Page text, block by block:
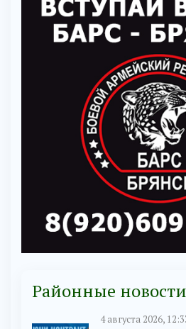
Районные новости
4 августа 2026,